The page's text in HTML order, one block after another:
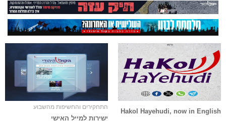
Hakol Hayehudi, now in English
התחקירים והחשיפות מהשבוע
ישירות למייל האישי